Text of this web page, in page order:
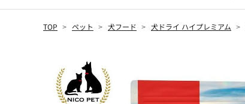
TOP ペット 犬フード 犬ドライ ハイプレミアム